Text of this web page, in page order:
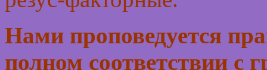
Нами проповедуется
полном соответствии с